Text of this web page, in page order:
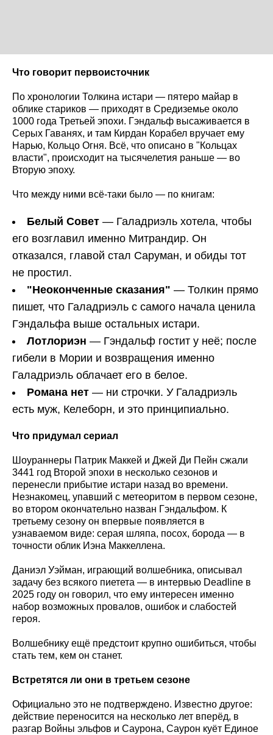
Что говорит первоисточник
По хронологии Толкина истари — пятеро майар в
облике стариков — приходят в Средиземье около
1000 года Третьей эпохи. Гэндальф высаживается в
Серых Гаванях, и там Кирдан Корабел вручает ему
Нарью, Кольцо Огня. Всё, что описано в "Кольцах
власти", происходит на тысячелетия раньше — во
Вторую эпоху.
Что между ними всё-таки было — по книгам:
Белый Совет — Галадриэль хотела, чтобы
его возглавил именно Митрандир. Он
отказался, главой стал Саруман, и обиды тот
не простил.
"Неоконченные сказания" — Толкин прямо
пишет, что Галадриэль с самого начала ценила
Гэндальфа выше остальных истари.
Лотлориэн — Гэндальф гостит у неё; после
гибели в Мории и возвращения именно
Галадриэль облачает его в белое.
Романа нет — ни строчки. У Галадриэль
есть муж, Келеборн, и это принципиально.
Что придумал сериал
Шоураннеры Патрик Маккей и Джей Ди Пейн сжали
3441 год Второй эпохи в несколько сезонов и
перенесли прибытие истари назад во времени.
Незнакомец, упавший с метеоритом в первом сезоне,
во втором окончательно назван Гэндальфом. К
третьему сезону он впервые появляется в
узнаваемом виде: серая шляпа, посох, борода — в
точности облик Иэна Маккеллена.
Даниэл Уэйман, играющий волшебника, описывал
задачу без всякого пиетета — в интервью Deadline в
2025 году он говорил, что ему интересен именно
набор возможных провалов, ошибок и слабостей
героя.
Волшебнику ещё предстоит крупно ошибиться, чтобы
стать тем, кем он станет.
Встретятся ли они в третьем сезоне
Официально это не подтверждено. Известно другое:
действие переносится на несколько лет вперёд, в
разгар Войны эльфов и Саурона, Саурон куёт Единое